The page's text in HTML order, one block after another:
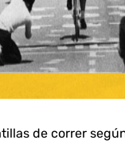
de correr